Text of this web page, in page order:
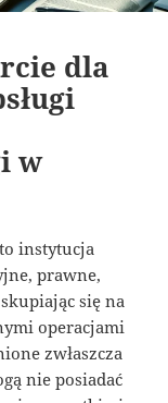
dla
w
instytucja
prawne,
się na
operacjami
zwłaszcza
nie posiadać